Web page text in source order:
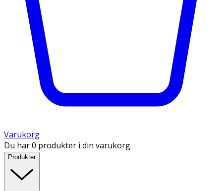
Varukorg
Du har 0 produkter i din varukorg.
Produkter